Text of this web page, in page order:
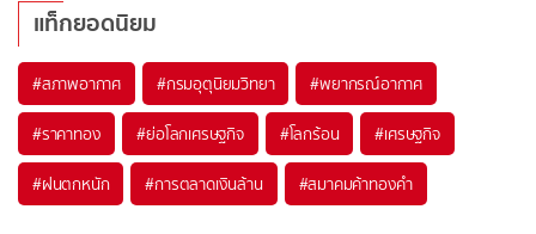
แท็กยอดนิยม
#สภาพอากาศ #กรมอุตุนิยมวิทยา #พยากรณ์อากาศ
#ราคาทอง #ย่อโลกเศรษฐกิจ #โลกร้อน #เศรษฐกิจ
#ฝนตกหนัก #การตลาดเงินล้าน #สมาคมค้าทองคำ